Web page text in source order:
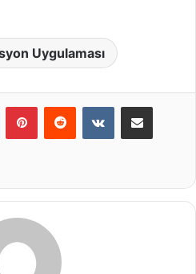
Uygulaması
PinterestReddit VKontakteE-Posta ile paylaş